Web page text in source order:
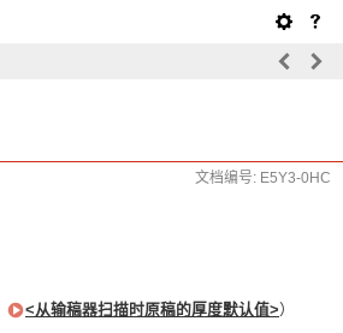
文档编号: E5Y3-0HC
<从输稿器扫描时原稿的厚度默认值>）